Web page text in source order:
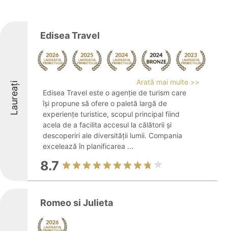
Laureați
Edisea Travel
Arată mai multe >>
Edisea Travel este o agenție de turism care
își propune să ofere o paletă largă de
experiențe turistice, scopul principal fiind
acela de a facilita accesul la călătorii și
descoperiri ale diversității lumii. Compania
excelează în planificarea ...
8.7
Romeo si Julieta